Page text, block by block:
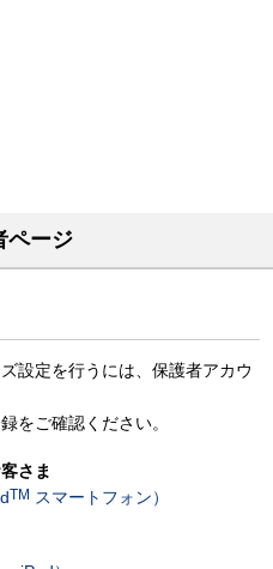
ページ
設定を行うには、保護者アカウ
をご確認ください。
さま
TM スマートフォン）